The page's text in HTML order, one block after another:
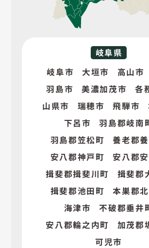
岐阜県
岐阜市
大垣市 高山市
羽島市
美濃加茂市
各
山県市
瑞穂市 飛騨市
下呂市
羽島郡岐南
羽島郡笠松町
養老郡
安八郡神戸町
安八郡
揖斐郡揖斐川町
揖斐郡
揖斐郡池田町
本巣郡
海津市
不破郡垂井
安八郡輪之内町
加茂郡
可児市